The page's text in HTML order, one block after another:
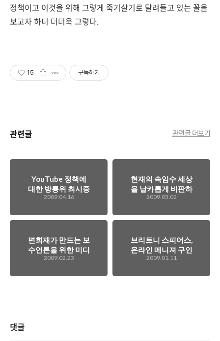
정책이고 이것을 위해 그렇게 죽기살기로 달려들고 있는 꼴을
보고자 하니 더더욱 그렇다.
15 구독하기
관련글 관련글 더보기
YouTube 정책에
대한 방통위 최시중
위원장의 뻘 짓...
2009.04.16
현재의 속임수 세상
을 날카롭게 비판하
다. 치팅컬처
2009.03.02
변희재가 만드는 보
수언론을 위한 미디
어비평지, 미디어워
데...?
2009.02.23
브리트니 스피어스,
온라인 메니져 구인
중.. ^^;
2009.01.11
댓글